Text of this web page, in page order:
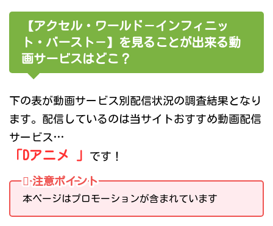
【アクセル・ワールド－インフィニッ
ト・バースト－】を見ることが出来る動
画サービスはどこ？
下の表が動画サービス別配信状況の調査結果となり
ます。配信しているのは当サイトおすすめ動画配信
サービス…
「Dアニメ 」 です！
注意ポイント
本ページはプロモーションが含まれています